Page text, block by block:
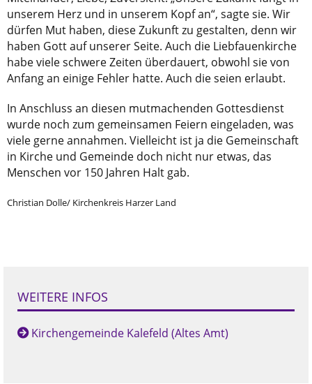
unserem Herz und in unserem Kopf an“, sagte sie. Wir
dürfen Mut haben, diese Zukunft zu gestalten, denn wir
haben Gott auf unserer Seite. Auch die Liebfauenkirche
habe viele schwere Zeiten überdauert, obwohl sie von
Anfang an einige Fehler hatte. Auch die seien erlaubt.
In Anschluss an diesen mutmachenden Gottesdienst
wurde noch zum gemeinsamen Feiern eingeladen, was
viele gerne annahmen. Vielleicht ist ja die Gemeinschaft
in Kirche und Gemeinde doch nicht nur etwas, das
Menschen vor 150 Jahren Halt gab.
Christian Dolle/ Kirchenkreis Harzer Land
WEITERE INFOS
Kirchengemeinde Kalefeld (Altes Amt)